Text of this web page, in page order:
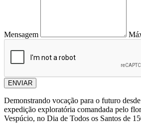
Mensagem
ENVIAR
Demonstrando vocação para o futuro
expedição exploratória comandada pelo
Vespúcio, no Dia de Todos os Santos de